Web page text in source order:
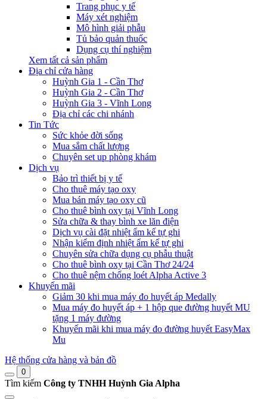
Trang phục y tế
Máy xét nghiệm
Mô hình giải phẫu
Tủ bảo quản thuốc
Dụng cụ thí nghiệm
Xem tất cả sản phẩm
Địa chỉ cửa hàng
Huỳnh Gia 1 - Cần Thơ
Huỳnh Gia 2 - Cần Thơ
Huỳnh Gia 3 - Vĩnh Long
Địa chỉ các chi nhánh
Tin Tức
Sức khỏe đời sống
Mua sắm chất lượng
Chuyên set up phòng khám
Dịch vụ
Bảo trì thiết bị y tế
Cho thuê máy tạo oxy
Mua bán máy tạo oxy cũ
Cho thuê bình oxy tại Vĩnh Long
Sửa chữa & thay bình xe lăn điện
Dịch vụ cài đặt nhiệt ẩm kế tự ghi
Nhận kiểm định nhiệt ẩm kế tự ghi
Chuyên sửa chữa dụng cụ phẫu thuật
Cho thuê bình oxy tại Cần Thơ 24/24
Cho thuê nệm chống loét Alpha Active 3
Khuyến mãi
Giảm 30 khi mua máy đo huyết áp Medally
Mua máy đo huyết áp + 1 hộp que đường huyết MU
tặng 1 máy đường
Khuyến mãi khi mua máy đo đường huyết EasyMax
Mu
Hệ thống cửa hàng và bản đồ
0
Tìm kiếm Công ty TNHH Huỳnh Gia Alpha